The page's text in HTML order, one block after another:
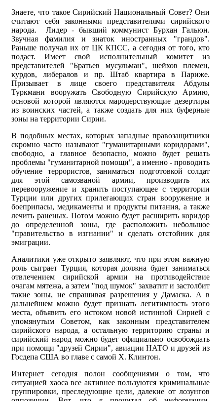
Знаете, что такое Сирийский Национальный Совет? Они
считают себя законными представителями сирийского
народа. Лидер - бывший коммунист Бурхан Гальюн.
Звучная фамилия и знаток иностранных "грандов".
Раньше получал их от ЦК КПСС, а сегодня от того, кто
подаст. Имеет свой исполнительный комитет из
представителей "Братьев мусульман", шейхов племен,
курдов, либералов и пр. Штаб квартира в Париже.
Призывает в лице своего представителя Абдулы
Туркмани вооружать Свободную Сирийскую Армию,
основой которой являются мародерствующие дезертиры
из воинских частей, а также создать для них буферные
зоны на территории Сирии.
В подобных местах, которых западные правозащитники
скромно часто называют "гуманитарными коридорами",
свободно, а главное безопасно, можно будет решать
проблемы "гуманитарной помощи", а именно - проводить
обучение террористов, заниматься подготовкой солдат
для этой самозваной армии, производить их
перевооружение и хранить поступающее с территории
Турции или других прилегающих стран вооружение и
боеприпасы, медикаменты и продукты питания, а также
лечить раненых. Потом можно будет расширить коридор
до определенной зоны, где расположить небольшое
"правительство в изгнании" и сделать отстойник для
эмиграции.
Аналитики уже открыто заявляют, что при этом важную
роль сыграет Турция, которая должна будет заниматься
отвлечением сирийской армии на противодействие
очагам мятежа, а затем "под шумок" захватит и застолбит
такие зоны, не спрашивая разрешения у Дамаска. А в
дальнейшем можно будет признать легитимность этого
места, объявить его истоком новой истинной Сирией с
упомянутым Советом, как законным представителем
сирийского народа, а остальную территорию страны и
сирийский народ можно будет официально освобождать
при помощи "друзей Сирии", авиации НАТО и друзей из
Госдепа США во главе с самой Х. Клинтон.
Интернет сегодня полон сообщениями о том, что
ситуацией хаоса все активнее пользуются криминальные
группировки, преследующие цели, далекие от лозунгов